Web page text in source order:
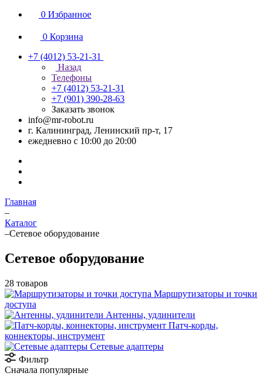
0 Избранное
0 Корзина
+7 (4012) 53-21-31
Назад
Телефоны
+7 (4012) 53-21-31
+7 (901) 390-28-63
Заказать звонок
info@mr-robot.ru
г. Калининград, Ленинский пр-т, 17
ежедневно с 10:00 до 20:00
Главная
–
Каталог
–Сетевое оборудование
Сетевое оборудование
28 товаров
Маршрутизаторы и точки
доступа
Антенны, удлинители
Патч-корды,
коннекторы, инструмент
Сетевые адаптеры
Фильтр
Сначала популярные